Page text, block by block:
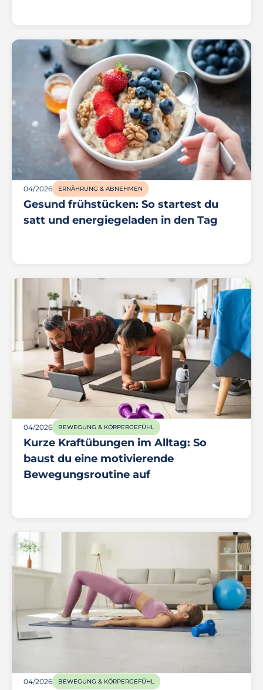
04/2026 ERNÄHRUNG & ABNEHMEN
Gesund frühstücken: So startest du
satt und energiegeladen in den Tag
04/2026 BEWEGUNG & KÖRPERGEFÜHL
Kurze Kraftübungen im Alltag: So
baust du eine motivierende
Bewegungsroutine auf
04/2026 BEWEGUNG & KÖRPERGEFÜHL